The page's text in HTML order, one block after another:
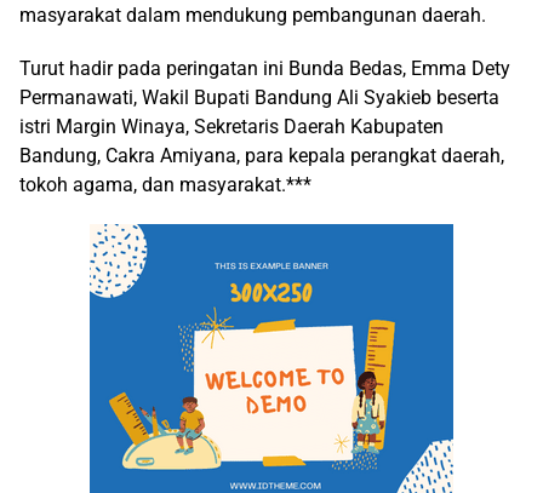
masyarakat dalam mendukung pembangunan daerah.
Turut hadir pada peringatan ini Bunda Bedas, Emma Dety
Permanawati, Wakil Bupati Bandung Ali Syakieb beserta
istri Margin Winaya, Sekretaris Daerah Kabupaten
Bandung, Cakra Amiyana, para kepala perangkat daerah,
tokoh agama, dan masyarakat.***